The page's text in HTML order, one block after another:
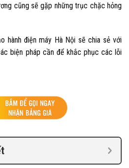
cũng sẽ gặp những trục chặc hỏng
hành điện máy Hà Nội sẽ chia sẻ với
biện pháp cần để khắc phục các lỗi